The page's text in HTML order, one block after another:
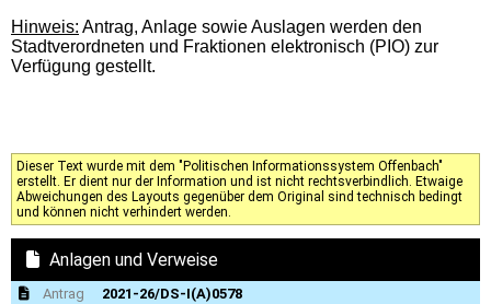
Hinweis: Antrag, Anlage sowie Auslagen werden den
Stadtverordneten und Fraktionen elektronisch (PIO) zur
Verfügung gestellt.
Dieser Text wurde mit dem "Politischen Informationssystem Offenbach"
erstellt. Er dient nur der Information und ist nicht rechtsverbindlich. Etwaige
Abweichungen des Layouts gegenüber dem Original sind technisch bedingt
und können nicht verhindert werden.
Anlagen und Verweise
Antrag
2021-26/DS-I(A)0578